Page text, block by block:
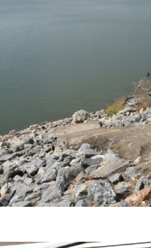
ราคา (e-bidding)
นะ